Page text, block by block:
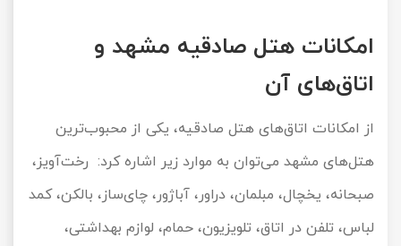
امکانات هتل صادقیه مشهد و
اتاق‌های آن
از امکانات اتاق‌های هتل صادقیه، یکی از محبوب‌ترین
هتل‌های مشهد می‌توان به موارد زیر اشاره کرد: رختآویز،
صبحانه، یخچال، مبلمان، دراور، آباژور، چایساز، بالکن، کمد
لباس، تلفن در اتاق، تلویزیون، حمام، لوازم بهداشتی،